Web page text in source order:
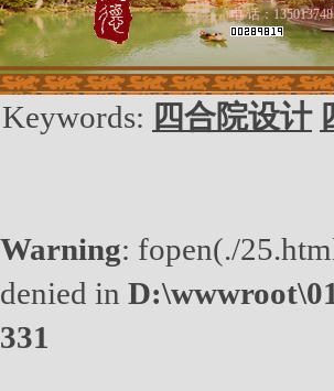
电 话：
Keywords: 四合院设计
Warning: fopen(./
denied in
331